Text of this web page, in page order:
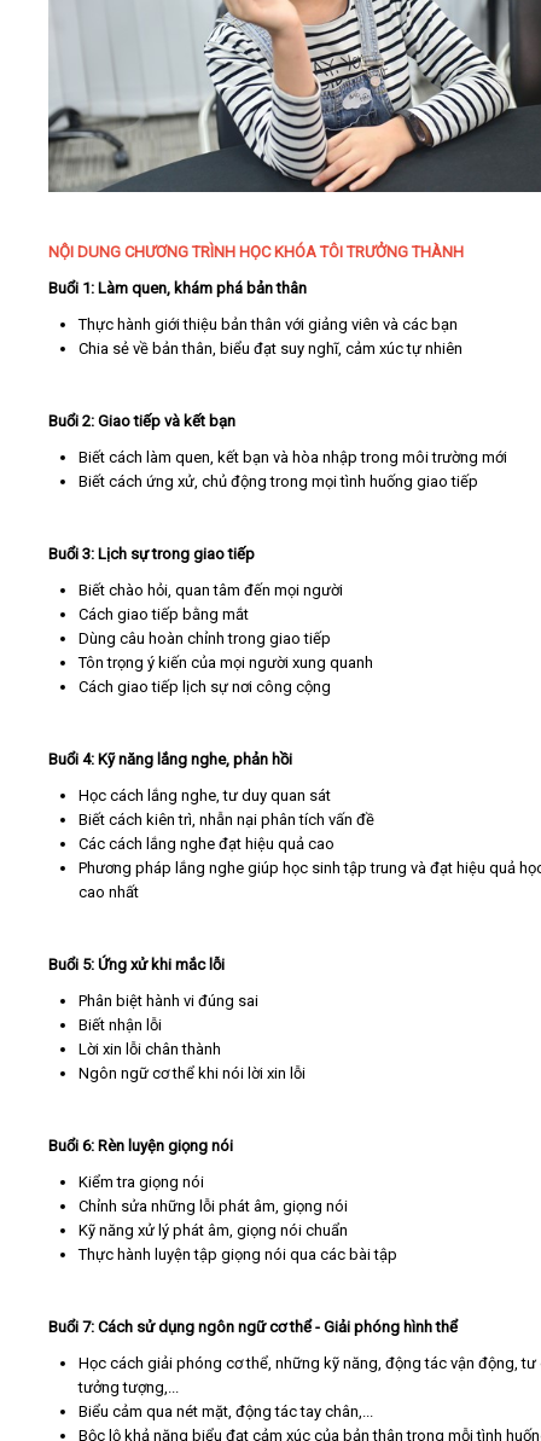
NỘI DUNG CHƯƠNG TRÌNH HỌC KHÓA TÔI TRƯỞNG THÀNH
Buổi 1: Làm quen, khám phá bản thân
Thực hành giới thiệu bản thân với giảng viên và các bạn
Chia sẻ về bản thân, biểu đạt suy nghĩ, cảm xúc tự nhiên
Buổi 2: Giao tiếp và kết bạn
Biết cách làm quen, kết bạn và hòa nhập trong môi trường mới
Biết cách ứng xử, chủ động trong mọi tình huống giao tiếp
Buổi 3: Lịch sự trong giao tiếp
Biết chào hỏi, quan tâm đến mọi người
Cách giao tiếp bằng mắt
Dùng câu hoàn chỉnh trong giao tiếp
Tôn trọng ý kiến của mọi người xung quanh
Cách giao tiếp lịch sự nơi công cộng
Buổi 4: Kỹ năng lắng nghe, phản hồi
Học cách lắng nghe, tư duy quan sát
Biết cách kiên trì, nhẫn nại phân tích vấn đề
Các cách lắng nghe đạt hiệu quả cao
Phương pháp lắng nghe giúp học sinh tập trung và đạt hiệu quả
cao nhất
Buổi 5: Ứng xử khi mắc lỗi
Phân biệt hành vi đúng sai
Biết nhận lỗi
Lời xin lỗi chân thành
Ngôn ngữ cơ thể khi nói lời xin lỗi
Buổi 6: Rèn luyện giọng nói
Kiểm tra giọng nói
Chỉnh sửa những lỗi phát âm, giọng nói
Kỹ năng xử lý phát âm, giọng nói chuẩn
Thực hành luyện tập giọng nói qua các bài tập
Buổi 7: Cách sử dụng ngôn ngữ cơ thể - Giải phóng hình thể
Học cách giải phóng cơ thể, những kỹ năng, động tác vận động, tư
tưởng tượng,...
Biểu cảm qua nét mặt, động tác tay chân,...
Bộc lộ khả năng biểu đạt cảm xúc của bản thân trong mỗi tình